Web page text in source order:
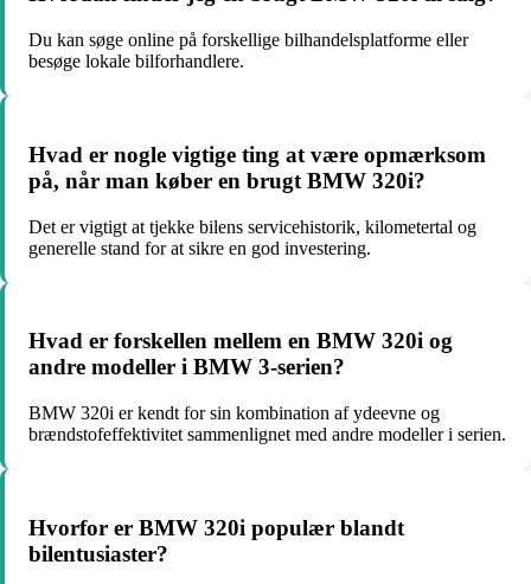
Du kan søge online på forskellige bilhandelsplatforme eller
besøge lokale bilforhandlere.
Hvad er nogle vigtige ting at være opmærksom
på, når man køber en brugt BMW 320i?
Det er vigtigt at tjekke bilens servicehistorik, kilometertal og
generelle stand for at sikre en god investering.
Hvad er forskellen mellem en BMW 320i og
andre modeller i BMW 3-serien?
BMW 320i er kendt for sin kombination af ydeevne og
brændstofeffektivitet sammenlignet med andre modeller i serien.
Hvorfor er BMW 320i populær blandt
bilentusiaster?